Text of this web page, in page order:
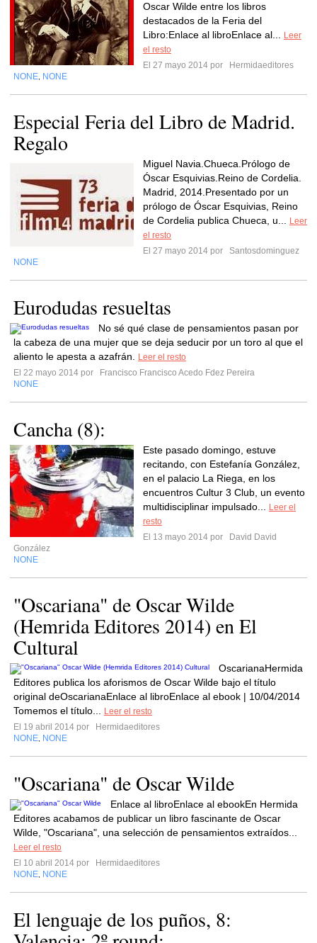
Oscar Wilde entre los libros
destacados de la Feria del
Libro:Enlace al libroEnlace al...
Leer
el resto
El 27 mayo 2014 por
Hermidaeditores
NONE NONE
Especial Feria del Libro de Madrid.
Regalo
Miguel Navia.Chueca.Prólogo de
Óscar Esquivias.Reino de Cordelia.
Madrid, 2014.Presentado por un
prólogo de Óscar Esquivias, Reino
de Cordelia publica Chueca, u...
Leer
el resto
El 27 mayo 2014 por
Santosdominguez
NONE
Eurodudas resueltas
No sé qué clase de pensamientos pasan por
la cabeza de una mujer que se deja seducir por un toro al que el
aliento le apesta a azafrán.
Leer el resto
El 22 mayo 2014 por
Francisco Francisco Acedo Fdez Pereira
NONE
Cancha (8):
Este pasado domingo, estuve
recitando, con Estefanía González,
en el palacio La Riega, en los
encuentros Cultur 3 Club, un evento
multidisciplinar impulsado...
Leer el
resto
El 13 mayo 2014 por
David David
González
NONE
"Oscariana" de Oscar Wilde
(Hemrida Editores 2014) en El
Cultural
OscarianaHermida
Editores publica los aforismos de Oscar Wilde bajo el título
original deOscarianaEnlace al libroEnlace al ebook | 10/04/2014
Tomemos el título...
Leer el resto
El 19 abril 2014 por
Hermidaeditores
NONE NONE
"Oscariana" de Oscar Wilde
Enlace al libroEnlace al ebookEn Hermida
Editores acabamos de publicar un libro fascinante de Oscar
Wilde, "Oscariana", una selección de pensamientos extraídos...
Leer el resto
El 10 abril 2014 por
Hermidaeditores
NONE NONE
El lenguaje de los puños, 8: